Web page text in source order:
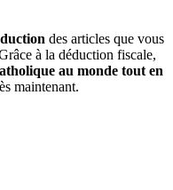
des articles que vous
à la déduction fiscale,
au monde tout en
maintenant.